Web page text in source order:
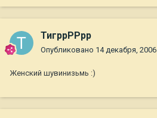
ТигррРРрр
Опубликовано 14 декабря, 2006
Женский шувинизьмь :)